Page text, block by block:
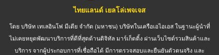
ไทยแลนด์ เยลโล่เพจเจส
โดย บริษัท เทเลอินโฟ มีเดีย จำกัด (มหาชน) บริษัทในเครือเอไอเอส ในฐานะผู้นำที่
ไม่เคยหยุดพัฒนาบริการที่ดีที่สุดด้านดิจิทัล มาร์เก็ตติ้ง ผ่านเว็บไซต์รวมสินค้าและ
บริการ จากผู้ประกอบการที่เชื่อถือได้ มีการตรวจสอบและยืนยันตัวตนจริง และ